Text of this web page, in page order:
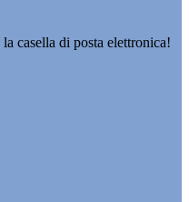
casella di posta elettronica!